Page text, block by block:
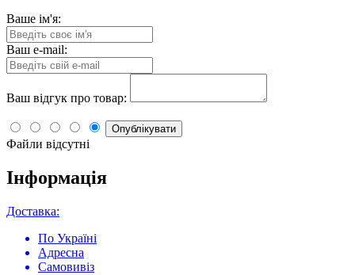
Ваше ім'я:
Ваш e-mail:
Ваш відгук про товар:
Опублікувати
Файли відсутні
Інформація
Доставка:
По Україні
Адресна
Самовивіз